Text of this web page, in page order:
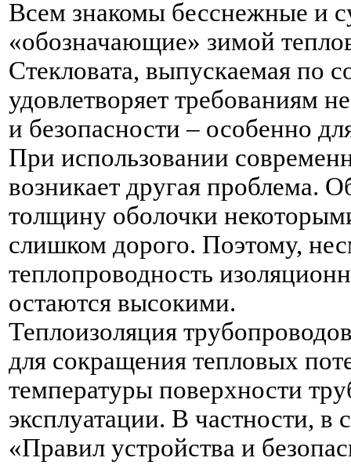
Всем знакомы бесснежные и
«обозначающие» зимой
Стекловата, выпускаемая по
удовлетворяет требованиям
и безопасности – особенно
При использовании
возникает другая проблема.
толщину оболочки
слишком дорого. Поэтому,
теплопроводность
остаются высокими.
Теплоизоляция
для сокращения тепловых
температуры поверхности
эксплуатации. В частности, в
«Правил устройства и